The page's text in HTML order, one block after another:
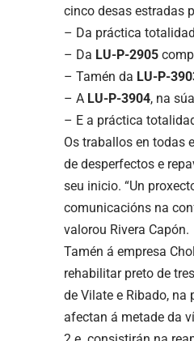
cinco desas estradas
– ​Da práctica
– ​Da LU-P-2905
– ​Tamén da LU-P-
– ​A LU-P-3904, na
– ​E a práctica
Os traballos en todas
de desperfectos e
seu inicio. “Un
comunicacións na
valorou Rivera Capón.
Tamén á empresa
rehabilitar preto de
de Vilate e Ribado, na
afectan á metade da